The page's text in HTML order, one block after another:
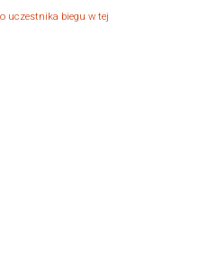
uczestnika biegu w tej